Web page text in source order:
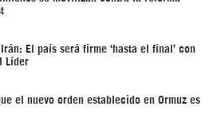
Irán: El país será firme ‘hasta el final’ con
Líder
el nuevo orden establecido en Ormuz es